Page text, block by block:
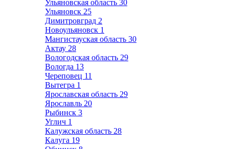
Ульяновская область 30
Ульяновск 25
Димитровград 2
Новоульяновск 1
Мангистауская область 30
Актау 28
Вологодская область 29
Вологда 13
Череповец 11
Вытегра 1
Ярославская область 29
Ярославль 20
Рыбинск 3
Углич 1
Калужская область 28
Калуга 19